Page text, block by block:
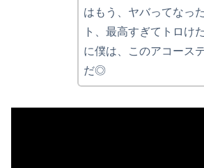
はもう、ヤバってなっ
ト、最高すぎてトロけ
に僕は、このアコース
だ◎